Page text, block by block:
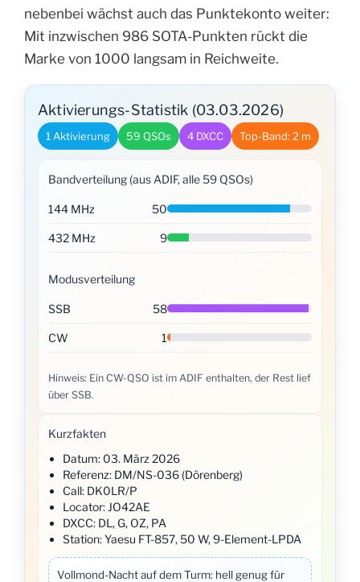
nebenbei wächst auch das Punktekonto weiter:
Mit inzwischen 986 SOTA-Punkten rückt die
Marke von 1000 langsam in Reichweite.
Aktivierungs-Statistik (03.03.2026)
1 Aktivierung 59 QSOs 4 DXCC Top-Band: 2 m
Bandverteilung (aus ADIF, alle 59 QSOs)
144 MHz 50
432 MHz 9
Modusverteilung
SSB 58
CW 1
Hinweis: Ein CW-QSO ist im ADIF enthalten, der Rest lief
über SSB.
Kurzfakten
Datum: 03. März 2026
Referenz: DM/NS-036 (Dörenberg)
Call: DK0LR/P
Locator: JO42AE
DXCC: DL, G, OZ, PA
Station: Yaesu FT-857, 50 W, 9-Element-LPDA
Vollmond-Nacht auf dem Turm: hell genug für